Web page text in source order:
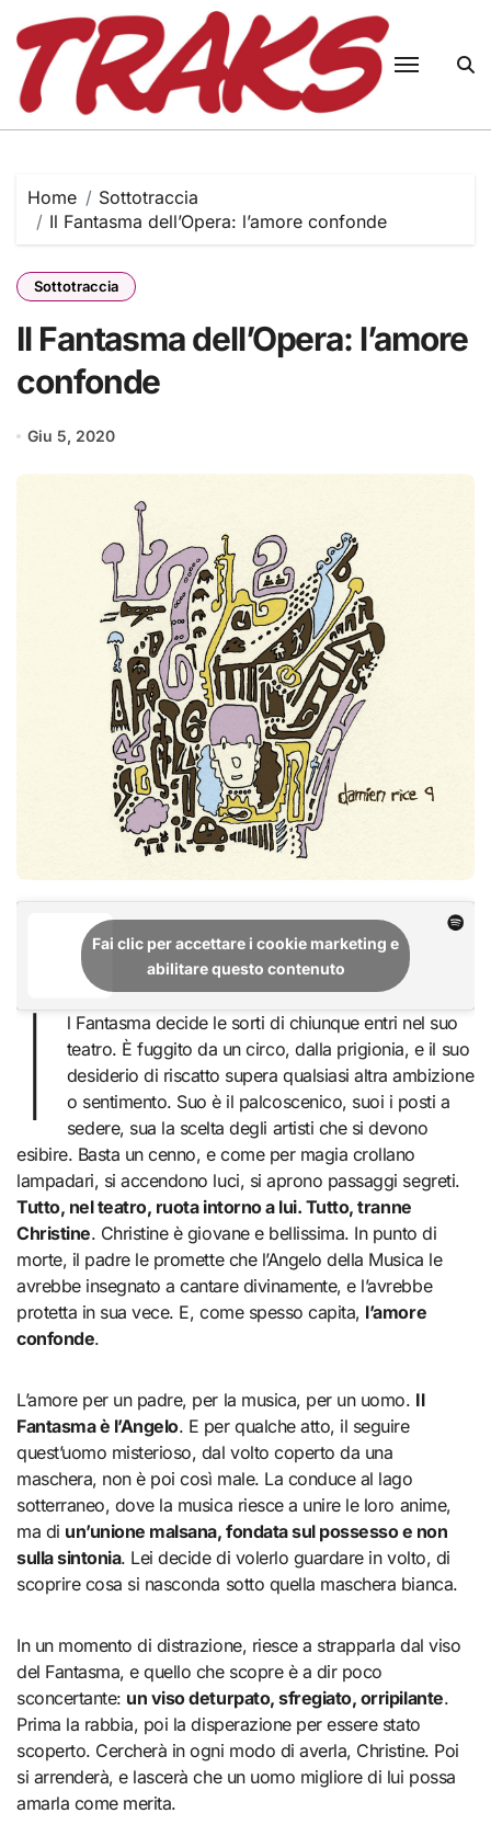
content
Home
Sottotraccia
Il Fantasma dell’Opera: l’amore confonde
Sottotraccia
Il Fantasma dell’Opera: l’amore
confonde
Giu 5, 2020
Fai clic per accettare i cookie marketing e
abilitare questo contenuto
I
l Fantasma decide le sorti di chiunque entri nel suo
teatro. È fuggito da un circo, dalla prigionia, e il suo
desiderio di riscatto supera qualsiasi altra ambizione
o sentimento. Suo è il palcoscenico, suoi i posti a
sedere, sua la scelta degli artisti che si devono
esibire. Basta un cenno, e come per magia crollano
lampadari, si accendono luci, si aprono passaggi segreti.
Tutto, nel teatro, ruota intorno a lui. Tutto, tranne
Christine. Christine è giovane e bellissima. In punto di
morte, il padre le promette che l’Angelo della Musica le
avrebbe insegnato a cantare divinamente, e l’avrebbe
protetta in sua vece. E, come spesso capita, l’amore
confonde.
L’amore per un padre, per la musica, per un uomo. Il
Fantasma è l’Angelo. E per qualche atto, il seguire
quest’uomo misterioso, dal volto coperto da una
maschera, non è poi così male. La conduce al lago
sotterraneo, dove la musica riesce a unire le loro anime,
ma di un’unione malsana, fondata sul possesso e non
sulla sintonia. Lei decide di volerlo guardare in volto, di
scoprire cosa si nasconda sotto quella maschera bianca.
In un momento di distrazione, riesce a strapparla dal viso
del Fantasma, e quello che scopre è a dir poco
sconcertante: un viso deturpato, sfregiato, orripilante.
Prima la rabbia, poi la disperazione per essere stato
scoperto. Cercherà in ogni modo di averla, Christine. Poi
si arrenderà, e lascerà che un uomo migliore di lui possa
amarla come merita.